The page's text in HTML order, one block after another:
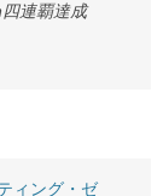
連覇達成
ィング・ゼ